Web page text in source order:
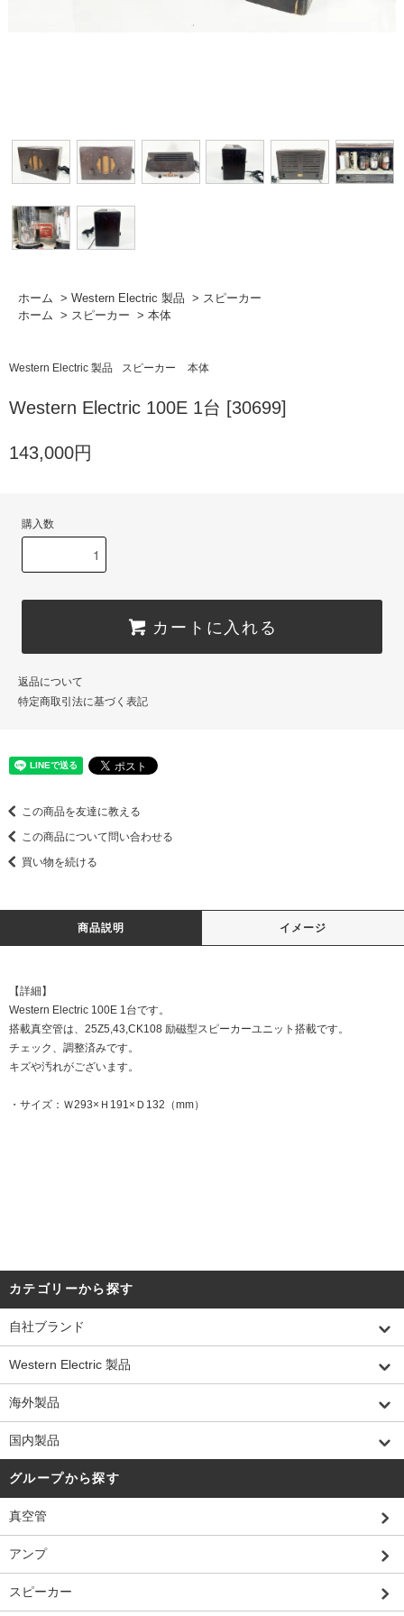
ホーム > Western Electric 製品 > スピーカー
ホーム > スピーカー > 本体
Western Electric 製品 スピーカー 本体
Western Electric 100E 1台 [30699]
143,000円
購入数
カートに入れる
返品について
特定商取引法に基づく表記
この商品を友達に教える
この商品について問い合わせる
買い物を続ける
商品説明 イメージ
【詳細】
Western Electric 100E 1台です。
搭載真空管は、25Z5,43,CK108 励磁型スピーカーユニット搭載です。
チェック、調整済みです。
キズや汚れがございます。
・サイズ：Ｗ293×Ｈ191×Ｄ132（mm）
カテゴリーから探す
自社ブランド
Western Electric 製品
海外製品
国内製品
グループから探す
真空管
アンプ
スピーカー